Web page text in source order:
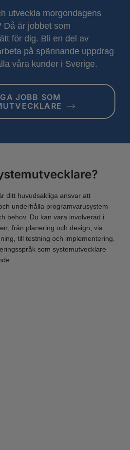
utveckla morgondagens
Då är jobbet som
för dig. Bli en del av
på spännande uppdrag
våra kunder i Sverige.
JOBB SOM
ditt huvudsakliga ansvar att
underhålla programvarusystem
behov. Du kan vara involverad i
från planering och design, via
till testning och implementering.
som systemutvecklare